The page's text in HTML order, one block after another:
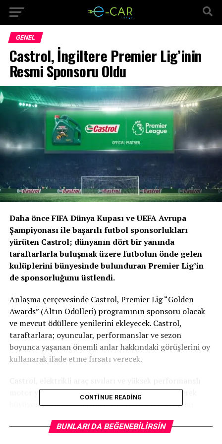
GENEL
Castrol, İngiltere Premier Lig’inin
Resmi Sponsoru Oldu
Daha önce FIFA Dünya Kupası ve UEFA Avrupa
Şampiyonası ile başarılı futbol sponsorlukları
yürüten Castrol; dünyanın dört bir yanında
taraftarlarla buluşmak üzere futbolun önde gelen
kulüplerini bünyesinde bulunduran Premier Lig’in
de sponsorluğunu üstlendi.
Anlaşma çerçevesinde Castrol, Premier Lig “Golden
Awards” (Altın Ödülleri) programının sponsoru olacak
ve mevcut ödüllere yenilerini ekleyecek. Castrol,
taraftarlara; oyuncular, performanslar ve sezon
boyunca yaşanan önemli anlar hakkındaki görüşlerini oy
kullanarak ifade etme fırsatı verecek.
motor yağları alanındaki ürün yelpazesini ve giderek
büyüyen bakım ve onarım hizmetleri servis ağını bu
taraftarına duyurma fırsatı yakalayacak. Aynı zamanda
CONTINUE READING
BUNLARI DA BEĞENEBILIRSIN